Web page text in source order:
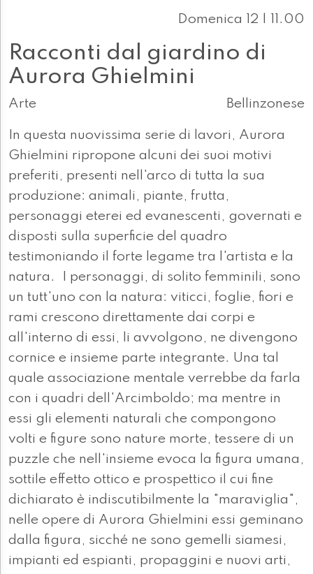
Domenica 12 | 11.00
Racconti dal giardino di
Aurora Ghielmini
Arte Bellinzonese
In questa nuovissima serie di lavori, Aurora
Ghielmini ripropone alcuni dei suoi motivi
preferiti, presenti nell'arco di tutta la sua
produzione: animali, piante, frutta,
personaggi eterei ed evanescenti, governati e
disposti sulla superficie del quadro
testimoniando il forte legame tra l'artista e la
natura. I personaggi, di solito femminili, sono
un tutt'uno con la natura: viticci, foglie, fiori e
rami crescono direttamente dai corpi e
all'interno di essi, li avvolgono, ne divengono
cornice e insieme parte integrante. Una tal
quale associazione mentale verrebbe da farla
con i quadri dell'Arcimboldo; ma mentre in
essi gli elementi naturali che compongono
volti e figure sono nature morte, tessere di un
puzzle che nell'insieme evoca la figura umana,
sottile effetto ottico e prospettico il cui fine
dichiarato è indiscutibilmente la "maraviglia",
nelle opere di Aurora Ghielmini essi geminano
dalla figura, sicché ne sono gemelli siamesi,
impianti ed espianti, propaggini e nuovi arti,